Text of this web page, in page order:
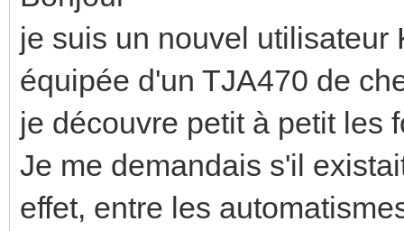
je suis un nouvel
équipée d'un TJA470 de
je découvre petit à petit les
Je me demandais s'il
effet, entre les